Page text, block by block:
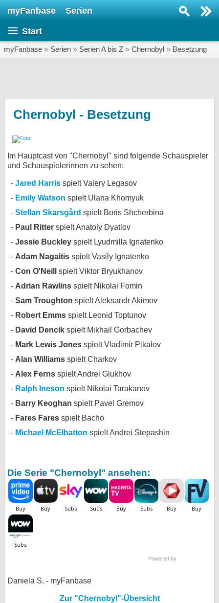
myFanbase Serien
Start
myFanbase » Serien » Serien A bis Z » Chernobyl » Besetzung
Chernobyl - Besetzung
Im Hauptcast von "Chernobyl" sind folgende Schauspieler
und Schauspielerinnen zu sehen:
Jared Harris spielt Valery Legasov
Emily Watson spielt Ulana Khomyuk
Stellan Skarsgård spielt Boris Shcherbina
Paul Ritter spielt Anatoly Dyatlov
Jessie Buckley spielt Lyudmilla Ignatenko
Adam Nagaitis spielt Vasily Ignatenko
Con O'Neill
spielt Viktor Bryukhanov
Adrian Rawlins spielt Nikolai Fomin
Sam Troughton spielt Aleksandr Akimov
Robert Emms spielt Leonid Toptunov
David Dencik spielt Mikhail Gorbachev
Mark Lewis Jones spielt Vladimir Pikalov
Alan Williams spielt Charkov
Alex Ferns spielt Andrei Glukhov
Ralph Ineson spielt Nikolai Tarakanov
Barry Keoghan spielt Pavel Gremov
Fares Fares spielt Bacho
Michael McElhatton spielt Andrei Stepashin
Die Serie "Chernobyl" ansehen:
Powered by
Daniela S. - myFanbase
Zur "Chernobyl"-Übersicht
SERIEN
Specials
Forum
bei X
bei Facebook
Kontakt
Datenschutz
Cookie-Einstellungen
Impressum
Desktop-Ansicht
myFanbase